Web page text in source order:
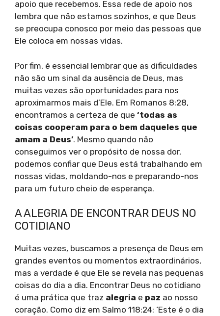
apoio que recebemos. Essa rede de apoio nos
lembra que não estamos sozinhos, e que Deus
se preocupa conosco por meio das pessoas que
Ele coloca em nossas vidas.
Por fim, é essencial lembrar que as dificuldades
não são um sinal da ausência de Deus, mas
muitas vezes são oportunidades para nos
aproximarmos mais d’Ele. Em Romanos 8:28,
encontramos a certeza de que ‘todas as
coisas cooperam para o bem daqueles que
amam a Deus’. Mesmo quando não
conseguimos ver o propósito de nossa dor,
podemos confiar que Deus está trabalhando em
nossas vidas, moldando-nos e preparando-nos
para um futuro cheio de esperança.
A ALEGRIA DE ENCONTRAR DEUS NO
COTIDIANO
Muitas vezes, buscamos a presença de Deus em
grandes eventos ou momentos extraordinários,
mas a verdade é que Ele se revela nas pequenas
coisas do dia a dia. Encontrar Deus no cotidiano
é uma prática que traz alegria e paz ao nosso
coração. Como diz em Salmo 118:24: ‘Este é o dia